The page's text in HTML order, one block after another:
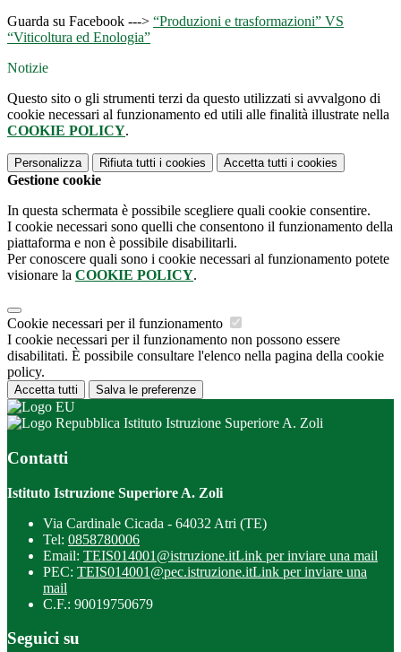
Guarda su Facebook ---> “Produzioni e trasformazioni” VS
“Viticoltura ed Enologia”
Notizie
Questo sito o gli strumenti terzi da questo utilizzati si avvalgono di
cookie necessari al funzionamento ed utili alle finalità illustrate nella
COOKIE POLICY.
Personalizza Rifiuta tutti i cookies Accetta tutti i cookies
Gestione cookie
In questa schermata è possibile scegliere quali cookie consentire.
I cookie necessari sono quelli che consentono il funzionamento della
piattaforma e non è possibile disabilitarli.
Per conoscere quali sono i cookie necessari al funzionamento potete
visionare la COOKIE POLICY.
Cookie necessari per il funzionamento
I cookie necessari per il funzionamento non possono essere
disabilitati. È possibile consultare l'elenco nella pagina della cookie
policy.
Accetta tutti Salva le preferenze
Istituto Istruzione Superiore A. Zoli
Contatti
Istituto Istruzione Superiore A. Zoli
Via Cardinale Cicada - 64032 Atri (TE)
Tel: 0858780006
Email: TEIS014001@istruzione.itLink per inviare una mail
PEC: TEIS014001@pec.istruzione.itLink per inviare una
mail
C.F.: 90019750679
Seguici su